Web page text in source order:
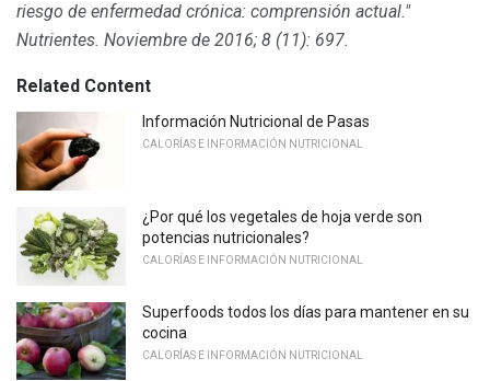
riesgo de enfermedad crónica: comprensión actual."
Nutrientes. Noviembre de 2016; 8 (11): 697.
Related Content
Información Nutricional de Pasas
CALORÍAS E INFORMACIÓN NUTRICIONAL
¿Por qué los vegetales de hoja verde son
potencias nutricionales?
CALORÍAS E INFORMACIÓN NUTRICIONAL
Superfoods todos los días para mantener en su
cocina
CALORÍAS E INFORMACIÓN NUTRICIONAL